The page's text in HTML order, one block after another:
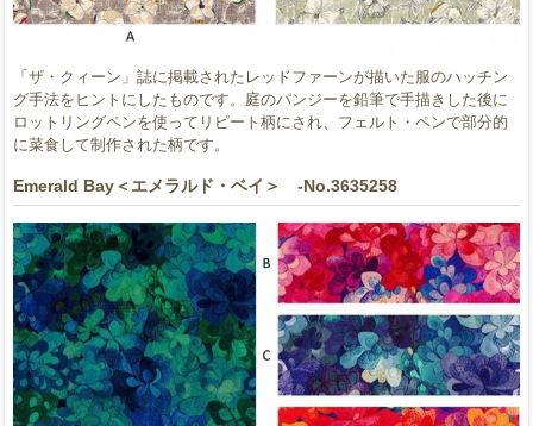
「ザ・クィーン」誌に掲載されたレッドファーンが描いた服のハッチン
グ手法をヒントにしたものです。庭のパンジーを鉛筆で手描きした後に
ロットリングペンを使ってリピート柄にされ、フェルト・ペンで部分的
に菜食して制作された柄です。
Emerald Bay＜エメラルド・ベイ＞ -No.3635258